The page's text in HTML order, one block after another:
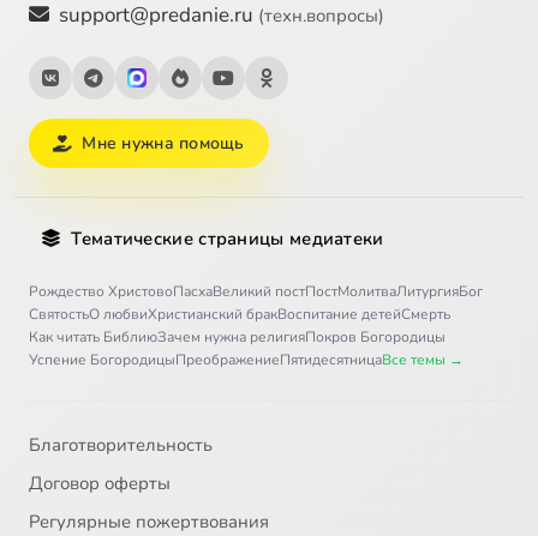
support@predanie.ru (техн.вопросы)
Мне нужна помощь
Тематические страницы медиатеки
Рождество ХристовоПасхаВеликий постПостМолитваЛитургияБог
СвятостьО любвиХристианский бракВоспитание детейСмерть
Как читать БиблиюЗачем нужна религияПокров Богородицы
Успение БогородицыПреображениеПятидесятницаВсе темы →
Благотворительность
Договор оферты
Регулярные пожертвования